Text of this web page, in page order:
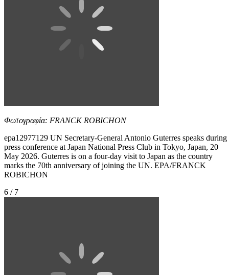
Φωτογραφία: FRANCK ROBICHON
epa12977129 UN Secretary-General Antonio Guterres speaks during
press conference at Japan National Press Club in Tokyo, Japan, 20
May 2026. Guterres is on a four-day visit to Japan as the country
marks the 70th anniversary of joining the UN. EPA/FRANCK
ROBICHON
6 / 7